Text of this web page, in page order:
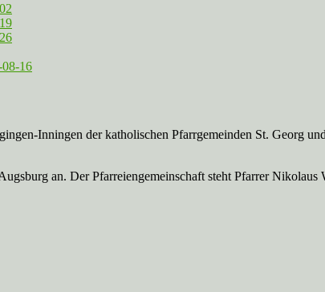
16
Inningen der katholischen Pfarrgemeinden St. Georg
an. Der Pfarreien­gemeinschaft steht Pfarrer